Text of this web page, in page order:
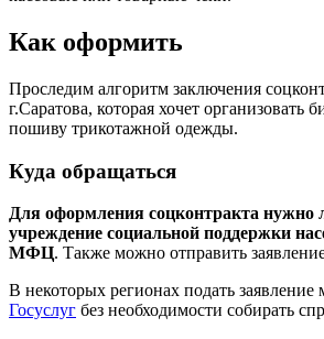
Как оформить
Проследим алгоритм заключения
г.Саратова, которая хочет организовать
пошиву трикотажной одежды.
Куда обращаться
Для оформления соцконтракта нужно
учреждение социальной поддержки
МФЦ. Также можно отправить
В некоторых регионах подать заявление
Госуслуг без необходимости собирать